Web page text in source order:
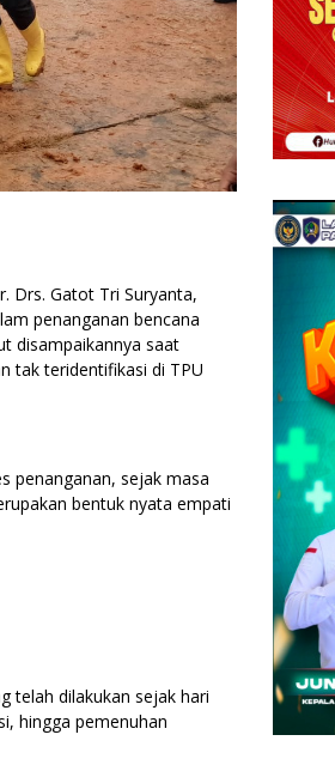
Drs. Gatot Tri Suryanta,
penanganan bencana
disampaikannya saat
tak teridentifikasi di TPU
penanganan, sejak masa
bentuk nyata empati
telah dilakukan sejak hari
hingga pemenuhan